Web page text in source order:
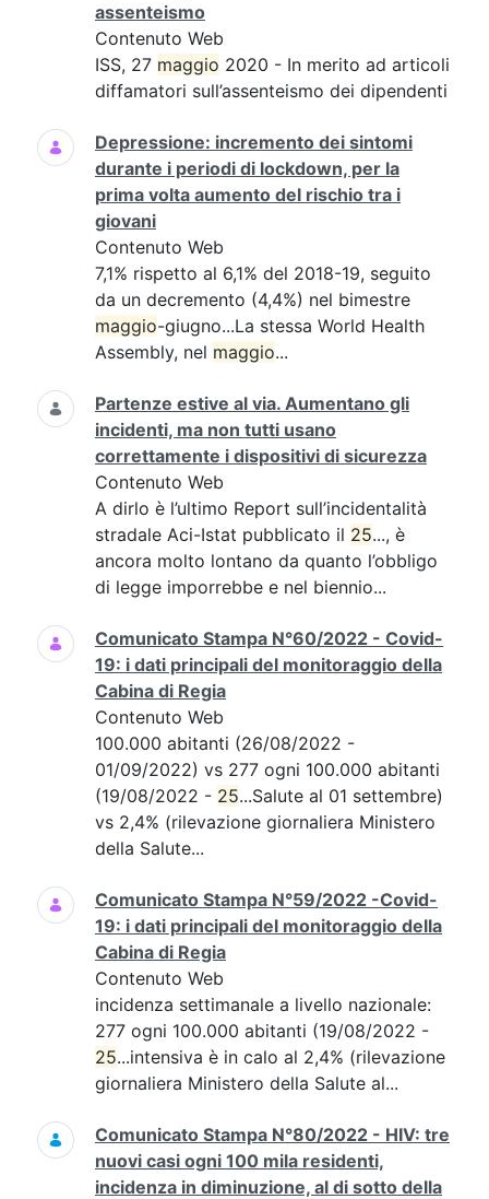
assenteismo
Contenuto Web
ISS, 27 maggio 2020 - In merito ad articoli
diffamatori sull’assenteismo dei dipendenti
Depressione: incremento dei sintomi
durante i periodi di lockdown, per la
prima volta aumento del rischio tra i
giovani
Contenuto Web
7,1% rispetto al 6,1% del 2018-19, seguito
da un decremento (4,4%) nel bimestre
maggio-giugno...La stessa World Health
Assembly, nel maggio...
Partenze estive al via. Aumentano gli
incidenti, ma non tutti usano
correttamente i dispositivi di sicurezza
Contenuto Web
A dirlo è l’ultimo Report sull’incidentalità
stradale Aci-Istat pubblicato il 25..., è
ancora molto lontano da quanto l’obbligo
di legge imporrebbe e nel biennio...
Comunicato Stampa N°60/2022 - Covid-
19: i dati principali del monitoraggio della
Cabina di Regia
Contenuto Web
100.000 abitanti (26/08/2022 -
01/09/2022) vs 277 ogni 100.000 abitanti
(19/08/2022 - 25...Salute al 01 settembre)
vs 2,4% (rilevazione giornaliera Ministero
della Salute...
Comunicato Stampa N°59/2022 -Covid-
19: i dati principali del monitoraggio della
Cabina di Regia
Contenuto Web
incidenza settimanale a livello nazionale:
277 ogni 100.000 abitanti (19/08/2022 -
25...intensiva è in calo al 2,4% (rilevazione
giornaliera Ministero della Salute al...
Comunicato Stampa N°80/2022 - HIV: tre
nuovi casi ogni 100 mila residenti,
incidenza in diminuzione, al di sotto della